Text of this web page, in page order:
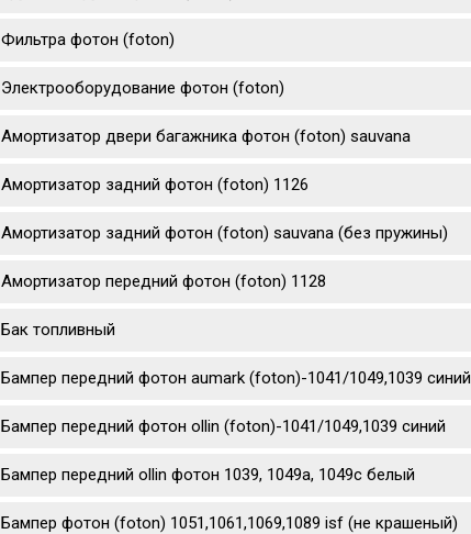
Фильтра фотон (foton)
Электрооборудование фотон (foton)
Амортизатор двери багажника фотон (foton) sauvana
Амортизатор задний фотон (foton) 1126
Амортизатор задний фотон (foton) sauvana (без пружины)
Амортизатор передний фотон (foton) 1128
Бак топливный
Бампер передний фотон aumark (foton)-1041/1049,1039 cиний
Бампер передний фотон ollin (foton)-1041/1049,1039 cиний
Бампер передний ollin фотон 1039, 1049a, 1049c белый
Бампер фотон (foton) 1051,1061,1069,1089 isf (не крашеный)